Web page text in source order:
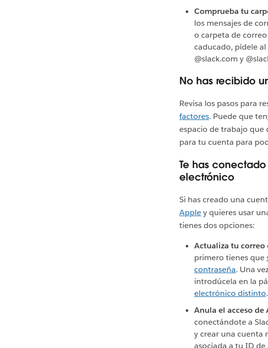
Comprueba tu
los mensajes de
o carpeta de
caducado, pídele
@slack.com y
No has recibido
Revisa los pasos para
factores. Puede que
espacio de trabajo
para tu cuenta para
Te has
electrónico
Si has creado una
Appley quieres usar
tienes dos opciones:
Actualiza tu
primero tienes que
contraseña. Una
introdúcela en la
electrónico distinto.
Anula el acceso de
conectándote a
y crear una cuenta
asociada a tu ID de